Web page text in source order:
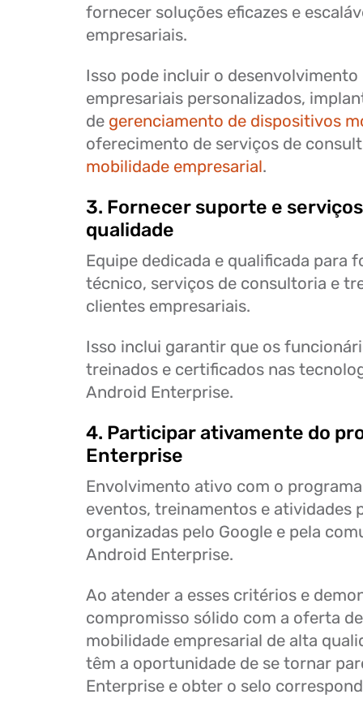
fornecer soluções eficazes e
empresariais.
Isso pode incluir o
empresariais personalizados,
de gerenciamento de dispositivos
oferecimento de serviços de
mobilidade empresarial.
3. Fornecer suporte e
qualidade
Equipe dedicada e qualificada para
técnico, serviços de consultoria e
clientes empresariais.
Isso inclui garantir que os
treinados e certificados nas
Android Enterprise.
4. Participar ativamente do
Enterprise
Envolvimento ativo com o
eventos, treinamentos e atividades
organizadas pelo Google e pela
Android Enterprise.
Ao atender a esses critérios e
compromisso sólido com a oferta
mobilidade empresarial de alta
têm a oportunidade de se tornar
Enterprise e obter o selo